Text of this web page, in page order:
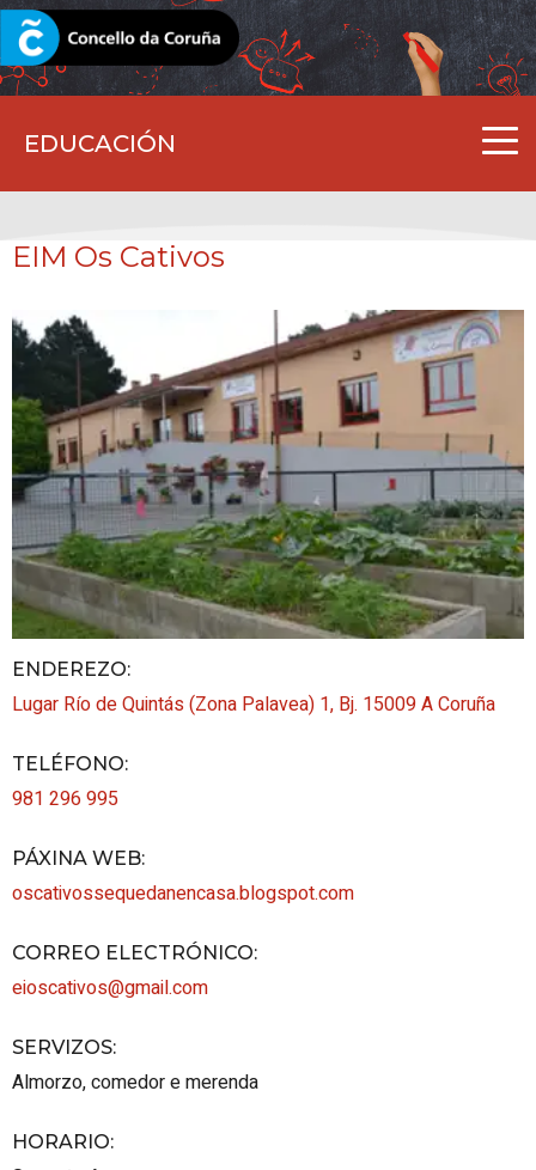
EDUCACIÓN
CORUNA.GAL
EIM Os Cativos
ENDEREZO:
Lugar Río de Quintás (Zona Palavea) 1, Bj. 15009A Coruña
TELÉFONO:
981 296 995
PÁXINA WEB:
oscativossequedanencasa.blogspot.com
CORREO ELECTRÓNICO:
eioscativos@gmail.com
SERVIZOS:
Almorzo, comedor e merenda
HORARIO: